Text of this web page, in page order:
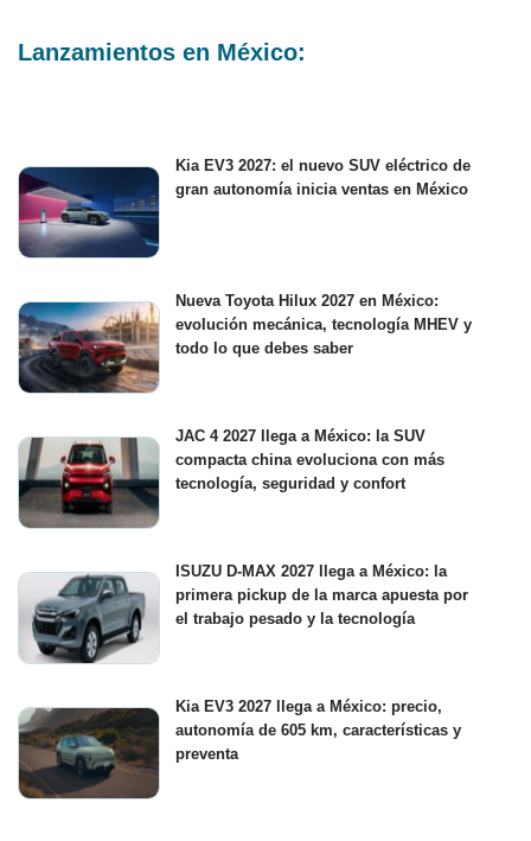
Lanzamientos en México:
Kia EV3 2027: el nuevo SUV eléctrico de
gran autonomía inicia ventas en México
Nueva Toyota Hilux 2027 en México:
evolución mecánica, tecnología MHEV y
todo lo que debes saber
JAC 4 2027 llega a México: la SUV
compacta china evoluciona con más
tecnología, seguridad y confort
ISUZU D-MAX 2027 llega a México: la
primera pickup de la marca apuesta por
el trabajo pesado y la tecnología
Kia EV3 2027 llega a México: precio,
autonomía de 605 km, características y
preventa